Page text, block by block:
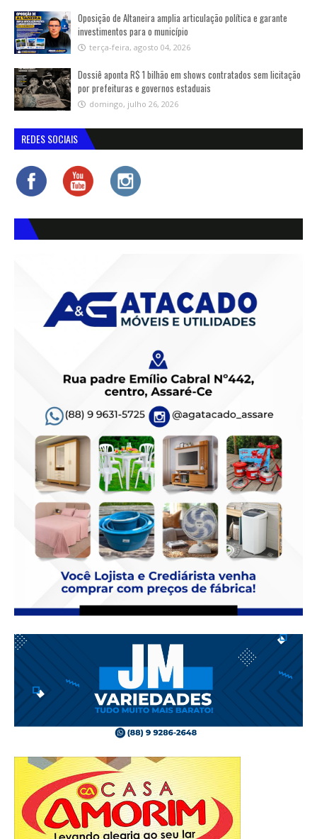
Oposição de Altaneira amplia articulação política e garante
investimentos para o município
terça-feira, agosto 04, 2026
Dossiê aponta R$ 1 bilhão em shows contratados sem licitação
por prefeituras e governos estaduais
domingo, julho 26, 2026
REDES SOCIAIS